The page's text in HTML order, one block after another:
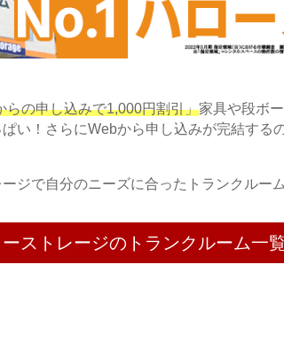
らの申し込みで1,000円割引」家具や段ボ
い！さらにWebから申し込みが完結する
ジで自分のニーズに合ったトランクルー
ストレージのトランクルーム一